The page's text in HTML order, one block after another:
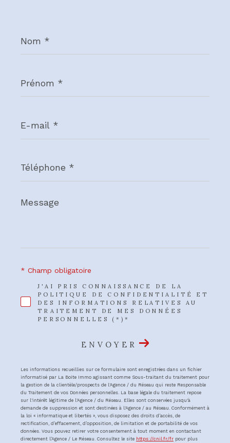
*
*
mail
*
*
Message
*
J'AI PRIS CONNAISSANCE DE LA
POLITIQUE DE CONFIDENTIALITÉ ET
DES INFORMATIONS RELATIVES AU
TRAITEMENT DE MES DONNÉES
PERSONNELLES (*)*
* Champ obligatoire
ENVOYER
Les informations recueillies sur ce formulaire sont enregistrées dans un fichier
informatisé par La Boite Immo agissant comme Sous-traitant du traitement pour
la gestion de la clientèle/prospects de l'Agence / du Réseau qui reste Responsable
du Traitement de vos Données personnelles. La base légale du traitement repose
sur l'intérêt légitime de l'Agence / du Réseau. Elles sont conservées jusqu'à
demande de suppression et sont destinées à l'Agence / au Réseau. Conformément à
la loi « informatique et libertés », vous disposez des droits d’accès, de
rectification, d’effacement, d’opposition, de limitation et de portabilité de vos
données. Vous pouvez retirer votre consentement à tout moment en contactant
directement l’Agence / Le Réseau. Consultez le site https://cnil.fr/fr pour plus